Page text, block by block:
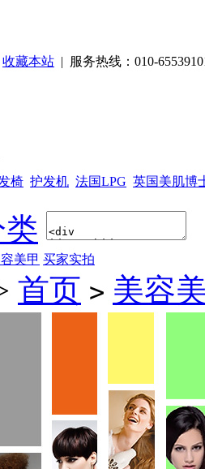
收藏本站 | 服务热线：010-
椅 护发机 法国LPG 英国美肌博
美甲 买家实拍
首页 > 美容